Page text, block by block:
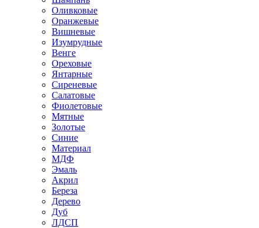
Оливковые
Оранжевые
Вишневые
Изумрудные
Венге
Ореховые
Янтарные
Сиреневые
Салатовые
Фиолетовые
Мятные
Золотые
Синие
Материал
МДФ
Эмаль
Акрил
Береза
Дерево
Дуб
ЛДСП